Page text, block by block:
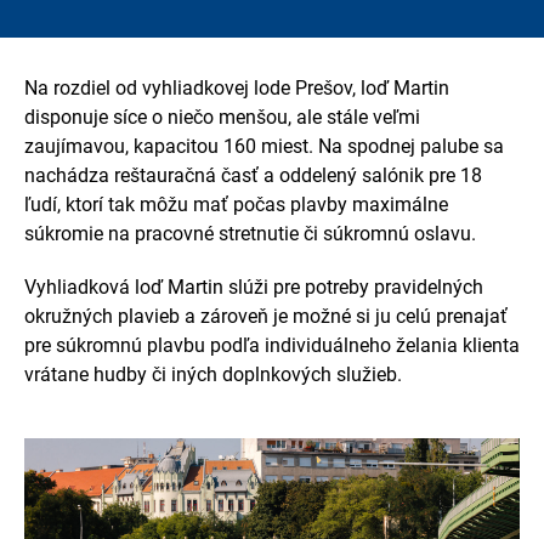
Na rozdiel od vyhliadkovej lode Prešov, loď Martin
disponuje síce o niečo menšou, ale stále veľmi
zaujímavou, kapacitou 160 miest. Na spodnej palube sa
nachádza reštauračná časť a oddelený salónik pre 18
ľudí, ktorí tak môžu mať počas plavby maximálne
súkromie na pracovné stretnutie či súkromnú oslavu.
Vyhliadková loď Martin slúži pre potreby pravidelných
okružných plavieb a zároveň je možné si ju celú prenajať
pre súkromnú plavbu podľa individuálneho želania klienta
vrátane hudby či iných doplnkových služieb.